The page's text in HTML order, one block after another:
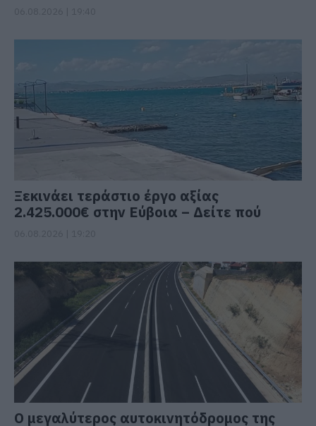
Ξεκινάει τεράστιο έργο αξίας
2.425.000€ στην Εύβοια – Δείτε πού
Ο μεγαλύτερος αυτοκινητόδρομος της